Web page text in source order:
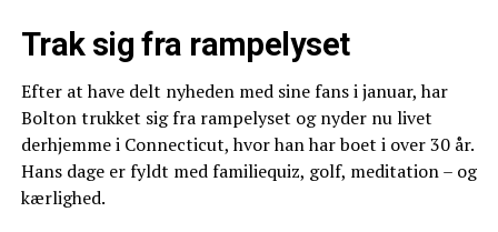
Trak sig fra rampelyset
Efter at have delt nyheden med sine fans i januar, har
Bolton trukket sig fra rampelyset og nyder nu livet
derhjemme i Connecticut, hvor han har boet i over 30 år.
Hans dage er fyldt med familiequiz, golf, meditation – og
kærlighed.